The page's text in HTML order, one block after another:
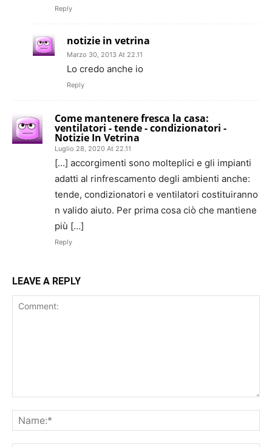
Reply
notizie in vetrina
Marzo 30, 2013 At 22.11
Lo credo anche io
Reply
Come mantenere fresca la casa:
ventilatori - tende - condizionatori -
Notizie In Vetrina
Luglio 28, 2020 At 22.11
[…] accorgimenti sono molteplici e gli impianti
adatti al rinfrescamento degli ambienti anche:
tende, condizionatori e ventilatori costituiranno
n valido aiuto. Per prima cosa ciò che mantiene
più […]
Reply
LEAVE A REPLY